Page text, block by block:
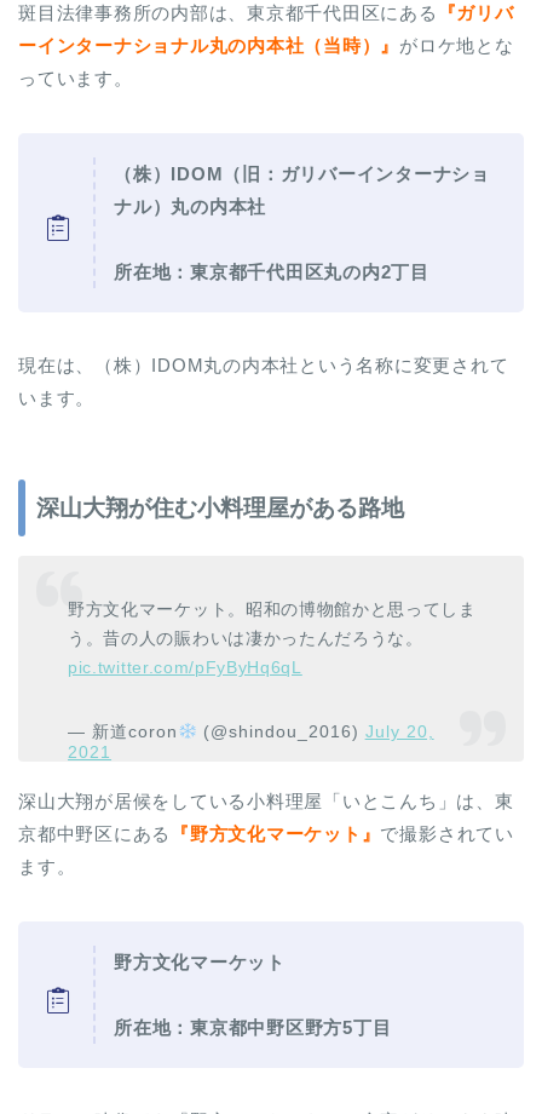
斑目法律事務所の内部は、東京都千代田区にある
『ガリバ
ーインターナショナル丸の内本社（当時）』 がロケ地とな
っています。
（株）IDOM（旧： ガリバーインターナショ
ナル）丸の内本社
所在地：東京都千代田区丸の内2丁目
現在は、（株）IDOM丸の内本社という名称に変更されて
います。
深山大翔が住む小料理屋がある路地
野方文化マーケット。昭和の博物館かと思ってしま
う。昔の人の賑わいは凄かったんだろうな。
pic.twitter.com/pFyByHq6qL
— 新道coron (@shindou_2016) July 20,
2021
深山大翔が居候をしている小料理屋「いとこんち」は、東
京都中野区にある
『野方文化マーケット』 で撮影されてい
ます。
野方文化マーケット
所在地：東京都中野区野方5丁目